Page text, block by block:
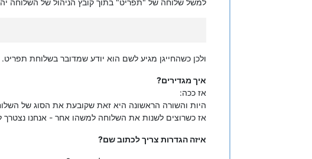
למשל שלוחה של "תפריט" בתוך קובץ הניהול של השלוחה
ולכן כשהחייגן מגיע לשם הוא יודע שמדובר בשלוחת תפריט.
איך מגדירים?
אז ככה:
היות והשורה הראשונה היא זאת שקובעת את הסוג של
אז כשרוצים לשנות את השלוחה למשהו אחר - אנחנו
איזה הגדרות צריך לכתוב שם?